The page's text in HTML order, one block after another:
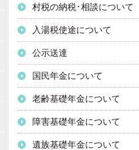
村税の納税･相談について
入湯税使途について
公示送達
国民年金について
老齢基礎年金について
障害基礎年金について
遺族基礎年金について